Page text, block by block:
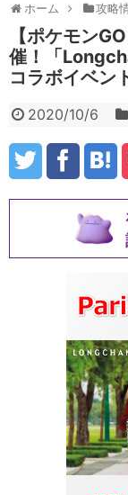
ホーム 攻略
【ポケモン
催！「
コラボイベン
2020/10/6